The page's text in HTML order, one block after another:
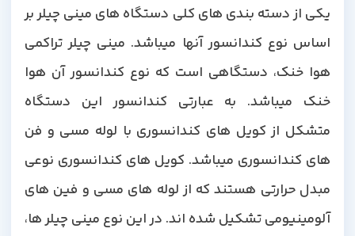
یکی از دسته بندی های کلی دستگاه های مینی چیلر بر
اساس نوع کندانسور آنها میباشد. مینی چیلر تراکمی
هوا خنک، دستگاهی است که نوع کندانسور آن هوا
خنک میباشد. به عبارتی کندانسور این دستگاه
متشکل از کویل های کندانسوری با لوله مسی و فن
های کندانسوری میباشد. کویل های کندانسوری نوعی
مبدل حرارتی هستند که از لوله های مسی و فین های
آلومینیومی تشکیل شده اند. در این نوع مینی چیلر ها،